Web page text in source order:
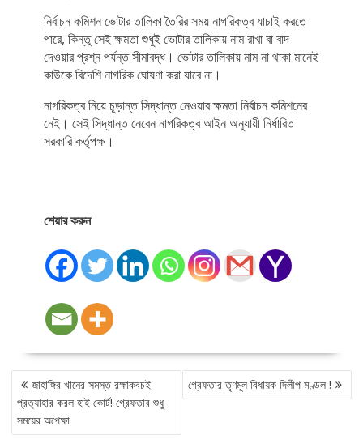
নির্বাচন কমিশন ভোটার তালিকা তৈরির সময় নাগরিকত্ব যাচাই করতে
পারে, কিন্তু সেই ক্ষমতা শুধুই ভোটার তালিকায় নাম রাখা বা বাদ
দেওয়ার প্রশ্ন পর্যন্ত সীমাবদ্ধ। ভোটার তালিকায় নাম না থাকা মানেই
কাউকে বিদেশি নাগরিক ঘোষণা করা যাবে না।
নাগরিকত্ব নিয়ে চূড়ান্ত সিদ্ধান্ত নেওয়ার ক্ষমতা নির্বাচন কমিশনের
নেই। সেই সিদ্ধান্ত নেবেন নাগরিকত্ব আইন অনুযায়ী নির্ধারিত
সরকারি কর্তৃপক্ষ।
শেয়ার করুন
POST
NAVIGATION
জাহাঙ্গির খানের সমস্ত রক্ষাকবচই
প্রত্যাহার করল হাই কোর্ট! গ্রেফতার শুধু
সময়ের অপেক্ষা
গ্রেফতার তৃণমূল বিধায়ক দিলীপ মণ্ডল !